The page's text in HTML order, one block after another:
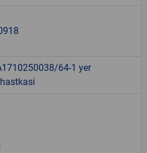
64-1 yer